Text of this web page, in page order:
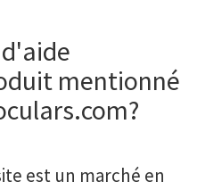
mentionné
est un marché en